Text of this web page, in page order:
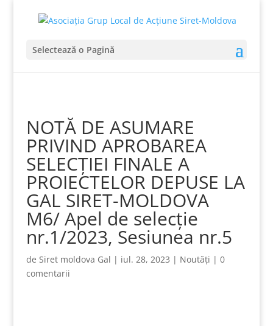
Selectează o Pagină
NOTĂ DE ASUMARE
PRIVIND APROBAREA
SELECȚIEI FINALE A
PROIECTELOR DEPUSE LA
GAL SIRET-MOLDOVA
M6/ Apel de selecție
nr.1/2023, Sesiunea nr.5
de Siret moldova Gal | iul. 28, 2023 | Noutăți | 0
comentarii